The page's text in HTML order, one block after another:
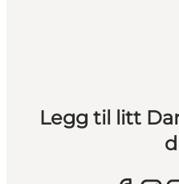
Legg til litt